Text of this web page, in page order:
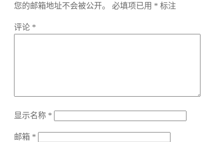
您的邮箱地址不会被公开。 必填项已用 * 标注
评论 *
显示名称 *
邮箱 *